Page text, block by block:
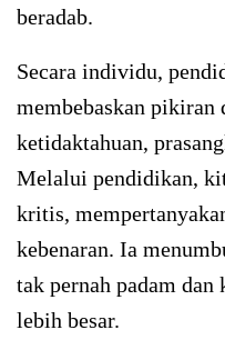
beradab.
Secara individu,
membebaskan pikiran
ketidaktahuan,
Melalui pendidikan,
kritis,
kebenaran. Ia
tak pernah padam
lebih besar.